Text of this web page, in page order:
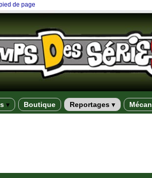
de page
Boutique Reportages